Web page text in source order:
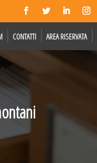
CONTATTI AREA RISERVATA